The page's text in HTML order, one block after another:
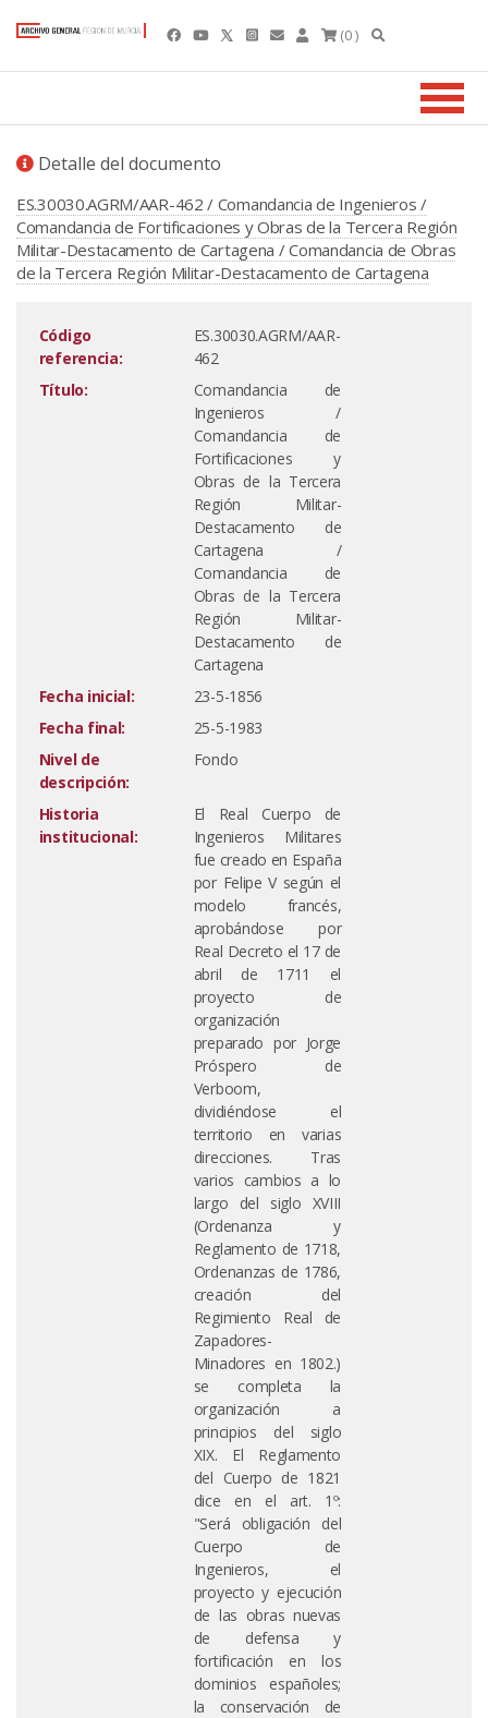
(0 )
Detalle del documento
ES.30030.AGRM/AAR-462 / Comandancia de Ingenieros /
Comandancia de Fortificaciones y Obras de la Tercera Región
Militar-Destacamento de Cartagena / Comandancia de Obras
de la Tercera Región Militar-Destacamento de Cartagena
Código
referencia:
ES.30030.AGRM/AAR-
462
Título:
Comandancia de
Ingenieros /
Comandancia de
Fortificaciones y
Obras de la Tercera
Región Militar-
Destacamento de
Cartagena /
Comandancia de
Obras de la Tercera
Región Militar-
Destacamento de
Cartagena
Fecha inicial:
23-5-1856
Fecha final:
25-5-1983
Nivel de
descripción:
Fondo
Historia
institucional:
El Real Cuerpo de
Ingenieros Militares
fue creado en España
por Felipe V según el
modelo francés,
aprobándose por
Real Decreto el 17 de
abril de 1711 el
proyecto de
organización
preparado por Jorge
Próspero de
Verboom,
dividiéndose el
territorio en varias
direcciones. Tras
varios cambios a lo
largo del siglo XVIII
(Ordenanza y
Reglamento de 1718,
Ordenanzas de 1786,
creación del
Regimiento Real de
Zapadores-
Minadores en 1802.)
se completa la
organización a
principios del siglo
XIX. El Reglamento
del Cuerpo de 1821
dice en el art. 1º:
"Será obligación del
Cuerpo de
Ingenieros, el
proyecto y ejecución
de las obras nuevas
de defensa y
fortificación en los
dominios españoles;
la conservación de